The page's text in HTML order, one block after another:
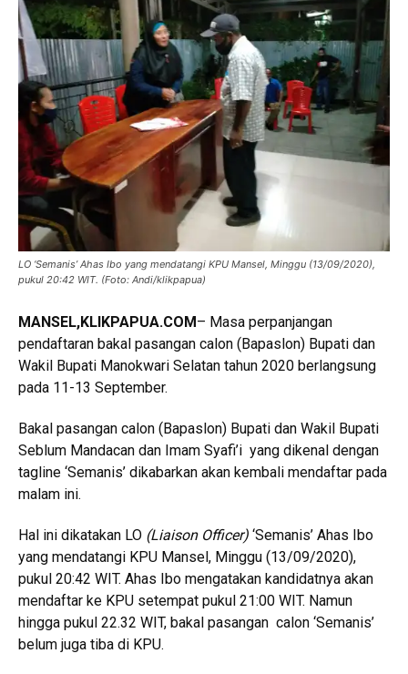
LO ‘Semanis’ Ahas Ibo yang mendatangi KPU Mansel, Minggu (13/09/2020),
pukul 20:42 WIT. (Foto: Andi/klikpapua)
MANSEL,KLIKPAPUA.COM– Masa perpanjangan
pendaftaran bakal pasangan calon (Bapaslon) Bupati dan
Wakil Bupati Manokwari Selatan tahun 2020 berlangsung
pada 11-13 September.
Bakal pasangan calon (Bapaslon) Bupati dan Wakil Bupati
Seblum Mandacan dan Imam Syafi’i yang dikenal dengan
tagline ‘Semanis’ dikabarkan akan kembali mendaftar pada
malam ini.
Hal ini dikatakan LO (Liaison Officer) ‘Semanis’ Ahas Ibo
yang mendatangi KPU Mansel, Minggu (13/09/2020),
pukul 20:42 WIT. Ahas Ibo mengatakan kandidatnya akan
mendaftar ke KPU setempat pukul 21:00 WIT. Namun
hingga pukul 22.32 WIT, bakal pasangan calon ‘Semanis’
belum juga tiba di KPU.